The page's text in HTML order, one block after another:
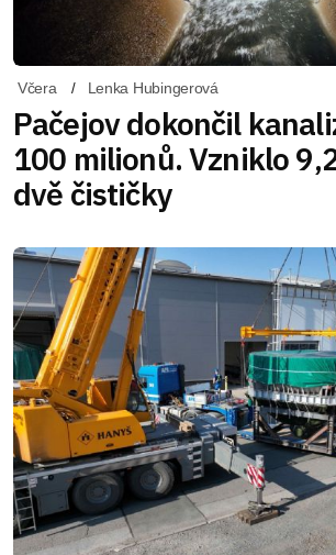
Včera Lenka Hubingerová
Pačejov dokončil
100 milionů. Vzniklo
dvě čističky